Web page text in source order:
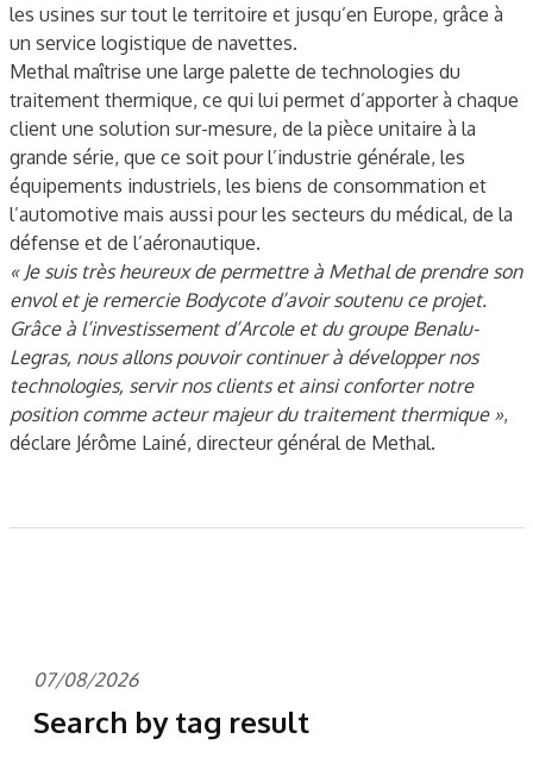
les usines sur tout le territoire et jusqu’en Europe, grâce à
un service logistique de navettes.
Methal maîtrise une large palette de technologies du
traitement thermique, ce qui lui permet d’apporter à chaque
client une solution sur-mesure, de la pièce unitaire à la
grande série, que ce soit pour l’industrie générale, les
équipements industriels, les biens de consommation et
l’automotive mais aussi pour les secteurs du médical, de la
défense et de l’aéronautique.
« Je suis très heureux de permettre à Methal de prendre son
envol et je remercie Bodycote d’avoir soutenu ce projet.
Grâce à l’investissement d’Arcole et du groupe Benalu-
Legras, nous allons pouvoir continuer à développer nos
technologies, servir nos clients et ainsi conforter notre
position comme acteur majeur du traitement thermique »,
déclare Jérôme Lainé, directeur général de Methal.
07/08/2026
Search by tag result